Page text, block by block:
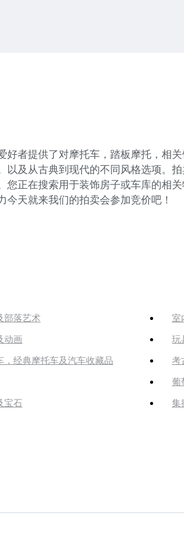
者提供了对摩托车，踏板摩托，相
及从古典到现代的不同风格选项。
正在搜索用于装饰房子或车库的相
天就来我们的拍卖会参加竞价吧！
部落艺术 室
动画 玩
，经典摩托车及汽车收藏品 考
葡
宝石 集